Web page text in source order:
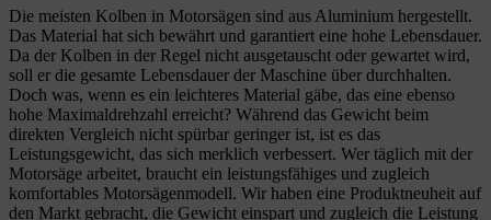
Die meisten Kolben in Motorsägen sind aus Aluminium hergestellt.
Das Material hat sich bewährt und garantiert eine hohe Lebensdauer.
Da der Kolben in der Regel nicht ausgetauscht oder gewartet wird,
soll er die gesamte Lebensdauer der Maschine über durchhalten.
Doch was, wenn es ein leichteres Material gäbe, das eine ebenso
hohe Maximaldrehzahl erreicht? Während das Gewicht beim
direkten Vergleich nicht spürbar geringer ist, ist es das
Leistungsgewicht, das sich merklich verbessert. Wer täglich mit der
Motorsäge arbeitet, braucht ein leistungsfähiges und zugleich
komfortables Motorsägenmodell. Wir haben eine Produktneuheit auf
den Markt gebracht, die Gewicht einspart und zugleich die Leistung